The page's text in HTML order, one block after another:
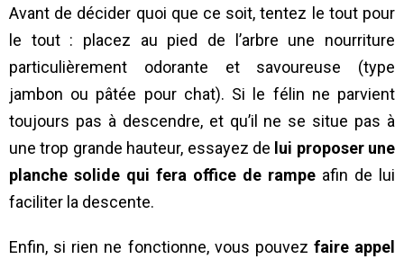
Avant de décider quoi que ce soit, tentez le tout pour
le tout : placez au pied de l’arbre une nourriture
particulièrement odorante et savoureuse (type
jambon ou pâtée pour chat). Si le félin ne parvient
toujours pas à descendre, et qu’il ne se situe pas à
une trop grande hauteur, essayez de lui proposer une
planche solide qui fera office de rampe afin de lui
faciliter la descente.
Enfin, si rien ne fonctionne, vous pouvez faire appel